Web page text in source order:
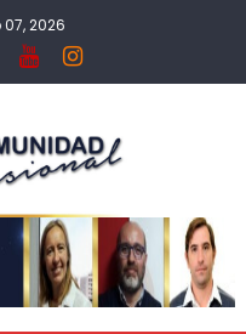
2026